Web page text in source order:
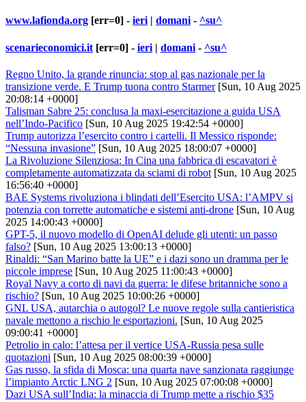
www.lafionda.org [err=0] - ieri | domani - ^su^
scenarieconomici.it [err=0] - ieri | domani - ^su^
Regno Unito, la grande rinuncia: stop al gas nazionale per la
transizione verde. E Trump tuona contro Starmer[Sun, 10 Aug 2025
20:08:14 +0000]
Talisman Sabre 25: conclusa la maxi-esercitazione a guida USA
nell’Indo-Pacifico [Sun, 10 Aug 2025 19:42:54 +0000]
Trump autorizza l’esercito contro i cartelli. Il Messico risponde:
“Nessuna invasione” [Sun, 10 Aug 2025 18:00:07 +0000]
La Rivoluzione Silenziosa: In Cina una fabbrica di escavatori è
completamente automatizzata da sciami di robot [Sun, 10 Aug 2025
16:56:40 +0000]
BAE Systems rivoluziona i blindati dell’Esercito USA: l’AMPV si
potenzia con torrette automatiche e sistemi anti-drone [Sun, 10 Aug
2025 14:00:43 +0000]
GPT-5, il nuovo modello di OpenAI delude gli utenti: un passo
falso? [Sun, 10 Aug 2025 13:00:13 +0000]
Rinaldi: “San Marino batte la UE” e i dazi sono un dramma per le
piccole imprese [Sun, 10 Aug 2025 11:00:43 +0000]
Royal Navy a corto di navi da guerra: le difese britanniche sono a
rischio? [Sun, 10 Aug 2025 10:00:26 +0000]
GNL USA, autarchia o autogol? Le nuove regole sulla cantieristica
navale mettono a rischio le esportazioni. [Sun, 10 Aug 2025
09:00:41 +0000]
Petrolio in calo: l’attesa per il vertice USA-Russia pesa sulle
quotazioni [Sun, 10 Aug 2025 08:00:39 +0000]
Gas russo, la sfida di Mosca: una quarta nave sanzionata raggiunge
l’impianto Arctic LNG 2 [Sun, 10 Aug 2025 07:00:08 +0000]
Dazi USA sull’India: la minaccia di Trump mette a rischio $35